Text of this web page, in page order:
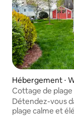
Hébergement ⋅
Cottage de plage
Vue sur l'eau
Détendez-vous
plage calme et